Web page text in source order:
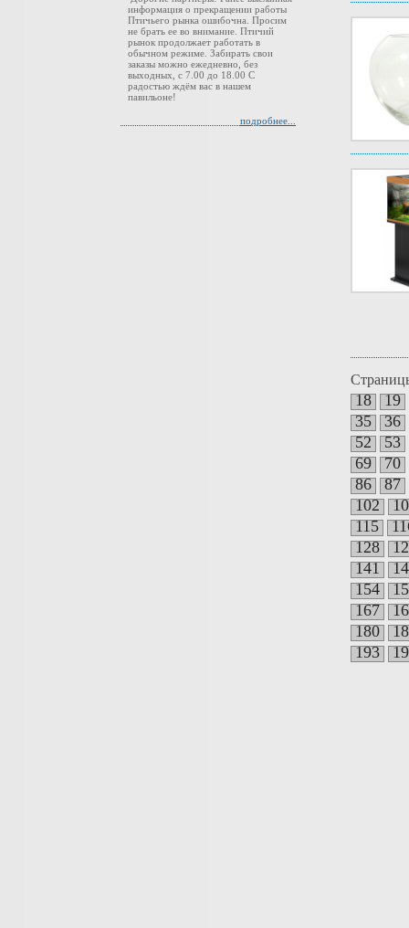
18
19
35
36
52
53
69
70
86
87
102
115
128
141
154
167
180
193
информация о прекращении работы
Птичьего рынка ошибочна. Просим
не брать ее во внимание. Птичий
рынок продолжает работать в
обычном режиме. Забирать свои
заказы можно ежедневно, без
выходных, с 7.00 до 18.00 С
радостью ждём вас в нашем
павильоне!
подробнее...